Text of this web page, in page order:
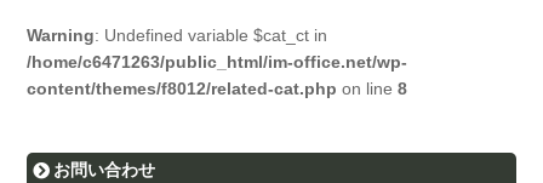
Warning: Undefined variable $cat_ct in
/home/c6471263/public_html/im-office.net/wp-
content/themes/f8012/related-cat.php on line8
お問い合わせ